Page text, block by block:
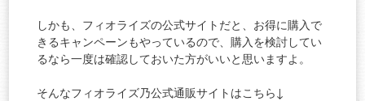
しかも、フィオライズの公式サイトだと、お得に購入で
きるキャンペーンもやっているので、購入を検討してい
るなら一度は確認しておいた方がいいと思いますよ。
そんなフィオライズ乃公式通販サイトはこちら↓